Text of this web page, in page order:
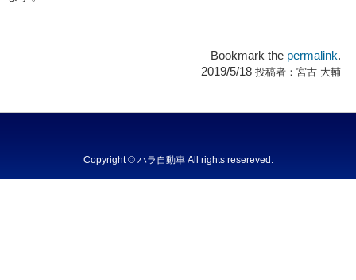
Bookmark the permalink.
2019/5/18 投稿者：宮古 大輔
Copyright © ハラ自動車 All rights resereved.Powered by DJCOM Inc.